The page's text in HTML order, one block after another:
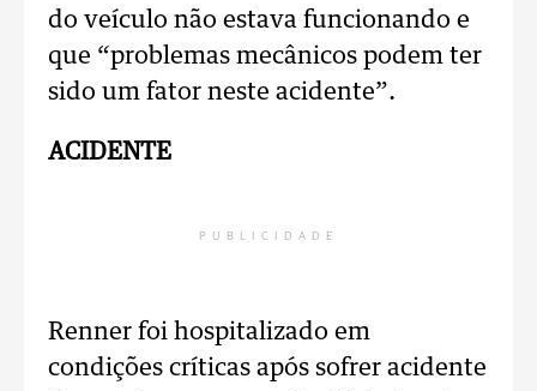
do veículo não estava funcionando e
que “problemas mecânicos podem ter
sido um fator neste acidente”.
ACIDENTE
PUBLICIDADE
Renner foi hospitalizado em
condições críticas após sofrer acidente